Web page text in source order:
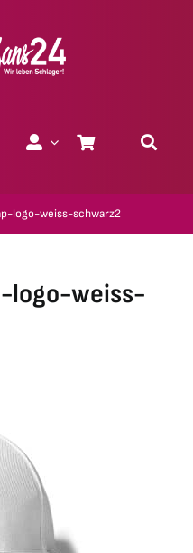
logo-weiss-schwarz2
logo-weiss-